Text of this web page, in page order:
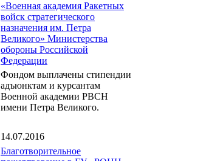
«Военная академия Ракетных
войск стратегического
назначения им. Петра
Великого» Министерства
обороны Российской
Федерации
Фондом выплачены стипендии
адъюнктам и курсантам
Военной академии РВСН
имени Петра Великого.
14.07.2016
Благотворительное